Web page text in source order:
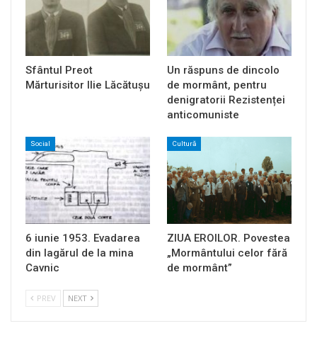
Sfântul Preot
Mărturisitor Ilie Lăcătușu
Un răspuns de dincolo
de mormânt, pentru
denigratorii Rezistenței
anticomuniste
Social
6 iunie 1953. Evadarea
din lagărul de la mina
Cavnic
Cultură
ZIUA EROILOR. Povestea
„Mormântului celor fără
de mormânt”
PREV NEXT